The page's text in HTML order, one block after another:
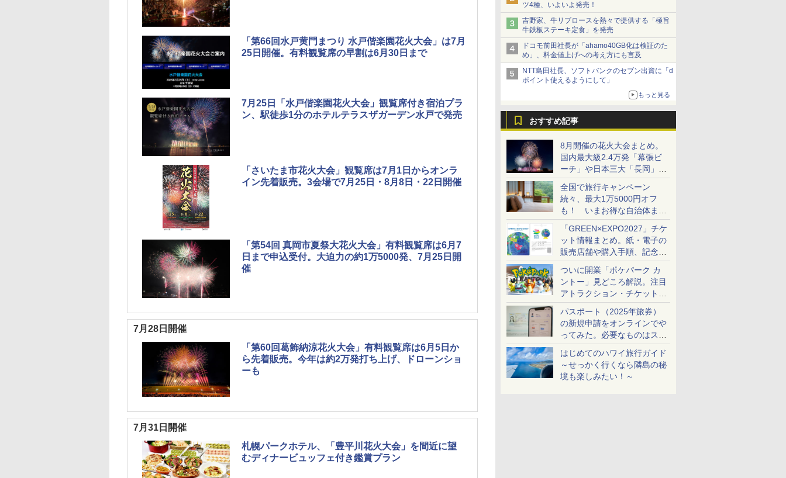
ツ4種、いよいよ発売！
吉野家、牛リブロースを熱々で提供する「極旨
牛鉄板ステーキ定食」を発売
ドコモ前田社長が「ahamo40GB化は検証のた
め」、料金値上げへの考え方にも言及
NTT島田社長、ソフトバンクのセブン出資に「d
ポイント使えるようにして」
もっと見る
おすすめ記事
8月開催の花火大会まとめ。
国内最大級2.4万発「幕張ビ
ーチ」や日本三大「長岡」な
ど大型イベント目白押し！
全国で旅行キャンペーン
続々、最大1万5000円オフ
も！ いまお得な自治体まと
め
「GREEN×EXPO2027」チケ
ット情報まとめ。紙・電子の
販売店舗や購入手順、記念チ
ケットも解説
ついに開業「ポケパーク カ
ントー」見どころ解説。注目
アトラクション・チケット手
配・来場前に必要な準備は？
パスポート（2025年旅券）
の新規申請をオンラインでや
ってみた。必要なものはスマ
ホとマイナカードのみ
はじめてのハワイ旅行ガイド
～せっかく行くなら隣島の秘
境も楽しみたい！～
「第66回水戸黄門まつり 水戸偕楽園花火大会」は7月
25日開催。有料観覧席の早割は6月30日まで
7月25日「水戸偕楽園花火大会」観覧席付き宿泊プラ
ン、駅徒歩1分のホテルテラスザガーデン水戸で発売
「さいたま市花火大会」観覧席は7月1日からオンラ
イン先着販売。3会場で7月25日・8月8日・22日開催
「第54回 真岡市夏祭大花火大会」有料観覧席は6月7
日まで申込受付。大迫力の約1万5000発、7月25日開
催
7月28日開催
「第60回葛飾納涼花火大会」有料観覧席は6月5日か
ら先着販売。今年は約2万発打ち上げ、ドローンショ
ーも
7月31日開催
札幌パークホテル、「豊平川花火大会」を間近に望
むディナービュッフェ付き鑑賞プラン